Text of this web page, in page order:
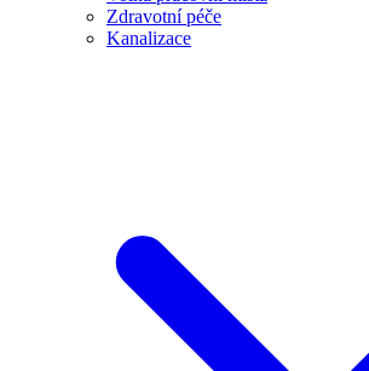
Zdravotní péče
Kanalizace